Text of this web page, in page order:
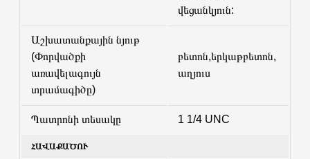
վեցանկյուն:
Աշխատանքային նյութ
(Փորվածքի
առավելագույն
տրամագիծը)
բետոն,երկաթբետոն,
աղյուս
Պատրոնի տեսակը 1 1/4 UNC
ՀԱՎԱՔԱԾՈՒ